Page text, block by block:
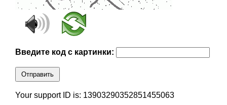
Введите код с картинки:
Отправить
Your support ID is: 13903290352851455063